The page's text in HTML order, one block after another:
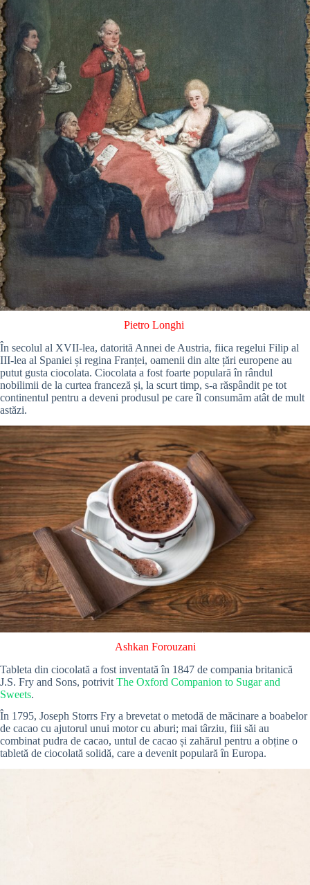
Pietro Longhi
În secolul al XVII-lea, datorită Annei de Austria, fiica regelui Filip al
III-lea al Spaniei și regina Franței, oamenii din alte țări europene au
putut gusta ciocolata. Ciocolata a fost foarte populară în rândul
nobilimii de la curtea franceză și, la scurt timp, s-a răspândit pe tot
continentul pentru a deveni produsul pe care îl consumăm atât de mult
astăzi.
Ashkan Forouzani
Tableta din ciocolată a fost inventată în 1847 de compania britanică
J.S. Fry and Sons, potrivit The Oxford Companion to Sugar and
Sweets.
În 1795, Joseph Storrs Fry a brevetat o metodă de măcinare a boabelor
de cacao cu ajutorul unui motor cu aburi; mai târziu, fiii săi au
combinat pudra de cacao, untul de cacao și zahărul pentru a obține o
tabletă de ciocolată solidă, care a devenit populară în Europa.